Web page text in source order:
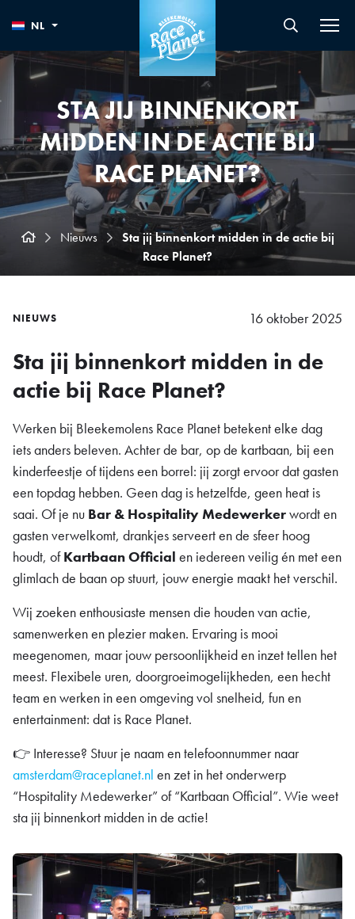
NL
STA JIJ BINNENKORT
MIDDEN IN DE ACTIE BIJ
RACE PLANET?
Nieuws
Sta jij binnenkort midden in de actie bij
Race Planet?
NIEUWS 16 oktober 2025
Sta jij binnenkort midden in de
actie bij Race Planet?
Werken bij Bleekemolens Race Planet betekent elke dag
iets anders beleven. Achter de bar, op de kartbaan, bij een
kinderfeestje of tijdens een borrel: jij zorgt ervoor dat gasten
een topdag hebben. Geen dag is hetzelfde, geen heat is
saai. Of je nu Bar & Hospitality Medewerkerwordt en
gasten verwelkomt, drankjes serveert en de sfeer hoog
houdt, ofKartbaan Official en iedereen veilig én met een
glimlach de baan op stuurt, jouw energie maakt het verschil.
Wij zoeken enthousiaste mensen die houden van actie,
samenwerken en plezier maken. Ervaring is mooi
meegenomen, maar jouw persoonlijkheid en inzet tellen het
meest. Flexibele uren, doorgroeimogelijkheden, een hecht
team en werken in een omgeving vol snelheid, fun en
entertainment: dat is Race Planet.
👉 Interesse? Stuur je naam en telefoonnummer naar
amsterdam@raceplanet.nl en zet in het onderwerp
“Hospitality Medewerker” of “Kartbaan Official”. Wie weet
sta jij binnenkort midden in de actie!